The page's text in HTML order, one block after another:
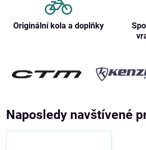
Originální kola a doplňky
Naposledy navštívené